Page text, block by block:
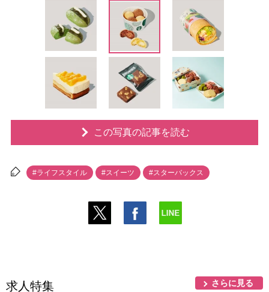
この写真の記事を読む
#ライフスタイル #スイーツ #スターバックス
求人特集 さらに見る